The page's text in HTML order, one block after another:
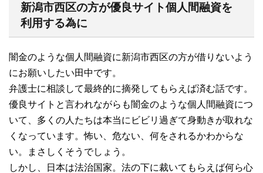
新潟市西区の方が優良サイト個人間融資を
利用する為に
闇金のような個人間融資に新潟市西区の方が借りないよう
にお願いしたい田中です。
弁護士に相談して最終的に摘発してもらえば済む話です。
優良サイトと言われながらも闇金のような個人間融資につ
いて、多くの人たちは本当にビビリ過ぎて身動きが取れな
くなっています。怖い、危ない、何をされるかわからな
い。まさしくそうでしょう。
しかし、日本は法治国家。法の下に裁いてもらえば何ら心